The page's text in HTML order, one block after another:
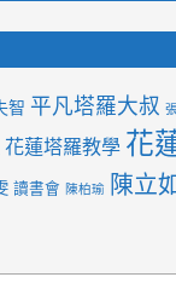
智 平凡塔羅大叔
花蓮塔羅教學 花
讀書會 陳柏瑜 陳立